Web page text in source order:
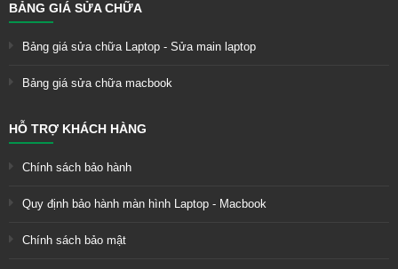
BẢNG GIÁ SỬA CHỮA
Bảng giá sửa chữa Laptop - Sửa main laptop
Bảng giá sửa chữa macbook
HỖ TRỢ KHÁCH HÀNG
Chính sách bảo hành
Quy định bảo hành màn hình Laptop - Macbook
Chính sách bảo mật